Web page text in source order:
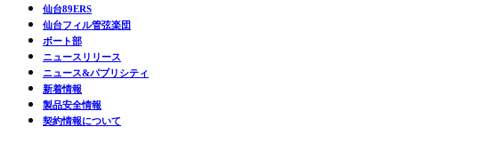
仙台89ERS
仙台フィル管弦楽団
ボート部
ニュースリリース
ニュース&パブリシティ
新着情報
製品安全情報
契約情報について